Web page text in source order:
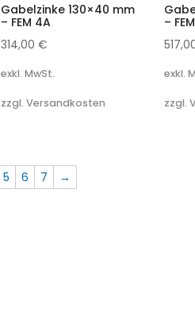
Gabelzinke 130×40 mm
– FEM 4A
314,00 €
exkl. MwSt.
zzgl. Versandkosten
–
exkl.
zzgl.
5 6 7 →